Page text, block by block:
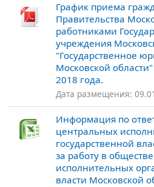
График приема
Правительства
работниками
учреждения
"Государственное
Московской
2018 года.
Дата размещения:
Информация по
центральных
государственной
за работу в
исполнительных
власти Московской